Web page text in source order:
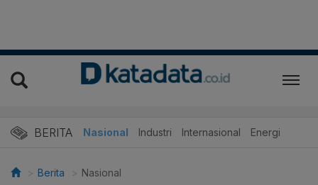
BERITA Nasional Industri Internasional Energi
Berita Nasional